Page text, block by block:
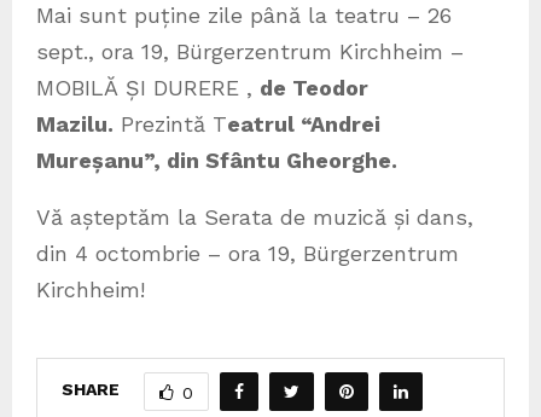
Mai sunt puține zile până la teatru – 26
sept., ora 19, Bürgerzentrum Kirchheim –
MOBILĂ ȘI DURERE , de Teodor
Mazilu. Prezintă Teatrul “Andrei
Mureșanu”, din Sfântu Gheorghe.
Vă așteptăm la Serata de muzică și dans,
din 4 octombrie – ora 19, Bürgerzentrum
Kirchheim!
SHARE 0